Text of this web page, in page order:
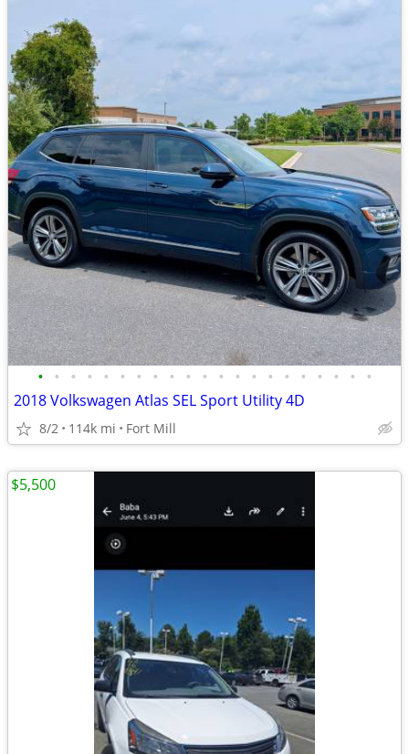
• • • • • • • • • • • • • • • • • • • • •
2018 Volkswagen Atlas SEL Sport Utility 4D
8/2 114k mi Fort Mill
$5,500